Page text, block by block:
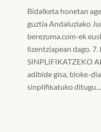
Bidalketa honetan
guztia Andaluziako
berezuma.com-ek
lizentziapean dago.
SINPLIFIKATZEKO
adibide gisa, bloke-
sinplifikatuko